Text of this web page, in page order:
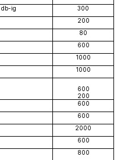
db-ig
300
200
80
600
1000
1000
600
200
600
600
2000
600
800